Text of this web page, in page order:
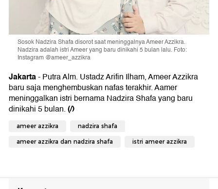
Sosok Nadzira Shafa disorot saat meninggalnya Ameer Azzikra.
Nadzira adalah istri Ameer yang baru dinikahi 5 bulan lalu. Foto:
Instagram @ameer_azzikra
Jakarta- Putra Alm. Ustadz Arifin Ilham, Ameer Azzikra
baru saja menghembuskan nafas terakhir. Aamer
meninggalkan istri bernama Nadzira Shafa yang baru
dinikahi 5 bulan.(/)
ameer azzikra nadzira shafa
ameer azzikra dan nadzira shafa istri ameer azzikra